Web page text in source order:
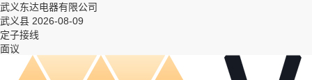
武义东达电器有限公司
武义县 2026-08-09
定子接线
面议